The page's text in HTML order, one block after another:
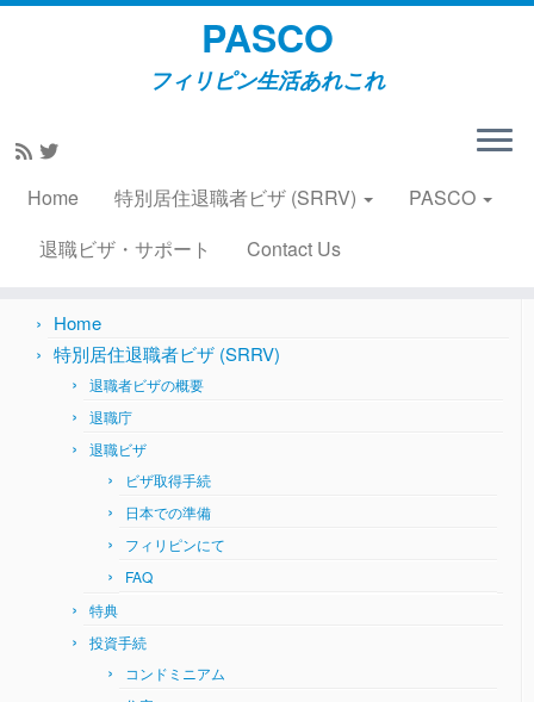
Skip
content
PASCO
フィリピン生活あれこれ
Home 特別居住退職者ビザ (SRRV)
PASCO
退職ビザ・サポート
Contact Us
Home
Search
Home
特別居住退職者ビザ (SRRV)
退職者ビザの概要
退職庁
退職ビザ
ビザ取得手続
日本での準備
フィリピンにて
FAQ
特典
投資手続
コンドミニアム